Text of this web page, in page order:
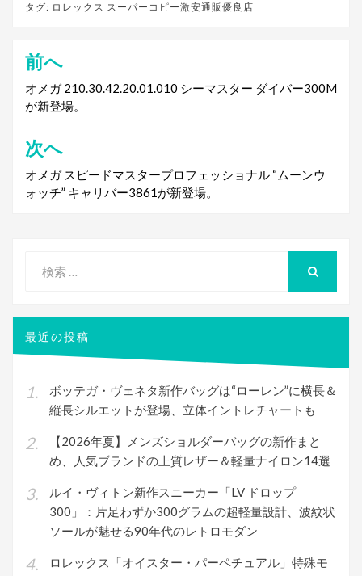
タグ: ロレックス スーパーコピー激安通販優良店
投
稿
ナ
ビ
ゲ
ー
ン
前へ
オメガ 210.30.42.20.01.010 シーマスター ダイバー300M
が新登場。
次へ
オメガ スピードマスタープロフェッショナル “ムーンウ
ォッチ” キャリバー3861が新登場。
象:
最近の投稿
ボッテガ・ヴェネタ新作バッグは“ローレン”に横長＆
縦長シルエットが登場、立体イントレチャートも
【2026年夏】メンズショルダーバッグの新作まと
め、人気ブランドの上質レザー＆軽量ナイロン14選
ルイ・ヴィトン新作スニーカー「LV ドロップ
300」：片足わずか300グラムの超軽量設計、波紋状
ソールが魅せる90年代のレトロモダン
ロレックス「オイスター・パーペチュアル」特殊モ